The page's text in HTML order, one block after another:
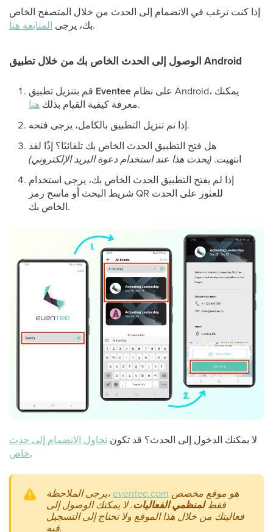
إذا كنت ترغب في الانضمام إلى الحدث من خلال المتصفح الخاص
بك، يرجى المتابعة هنا .
الوصول إلى الحدث الخاص بك من خلال تطبيق Android
Eventee
معرفة كيفية القيام بذلك هنا
.
إذا تم تنزيل التطبيق بالكامل، يرجى فتحه.
هل فتح التطبيق الحدث الخاص بك تلقائيًا؟ إذًا لقد
انتهيت. (يحدث هذا عند استخدام دعوة البريد الإلكتروني)
إذا لم يفتح التطبيق الحدث الخاص بك، يرجى استخدام
شريط البحث أو ماسح رمز QR للعثور على الحدث
الخاص بك.
لا يمكنك الدخول إلى الحدث؟ قد تكون تحاول الانضمام إلى حدث
خاص.
يرجى الملاحظة،eventee.com
فقطلمنظمي الفعاليات. لا يمكنك الوصول إلى
فعاليتك من خلال هذا الموقع ولا تحتاج إلى التسجيل
فيه.